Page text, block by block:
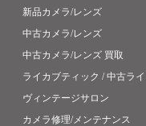
新品カメラ/レンズ
中古カメラ/レンズ
中古カメラ/レンズ 買取
ライカブティック / 中古ラ
ヴィンテージサロン
カメラ修理/メンテナンス